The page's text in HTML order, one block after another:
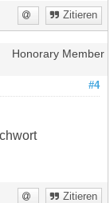
Zitieren
Honorary Member
#4
Zitieren